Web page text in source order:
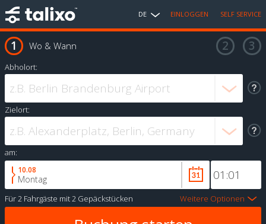
DE EINLOGGEN SELF SERVICE
Wo & Wann
Abholort:
Zielort:
am:
10.08
Montag
Für2 Fahrgäste mit2 Gepäckstücken Weitere Optionen